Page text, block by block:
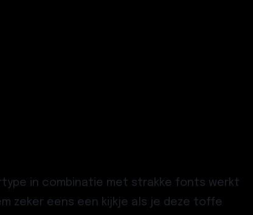
in combinatie met strakke fonts werkt
zeker eens een kijkje als je deze toffe